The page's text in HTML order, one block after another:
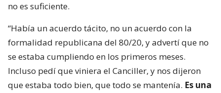
no es suficiente.
“Había un acuerdo tácito, no un acuerdo con la
formalidad republicana del 80/20, y advertí que no
se estaba cumpliendo en los primeros meses.
Incluso pedí que viniera el Canciller, y nos dijeron
que estaba todo bien, que todo se mantenía. Es una